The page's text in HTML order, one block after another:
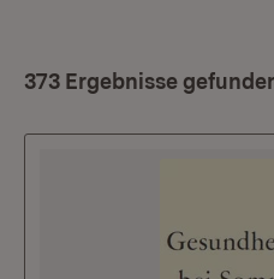
373 Ergebnisse